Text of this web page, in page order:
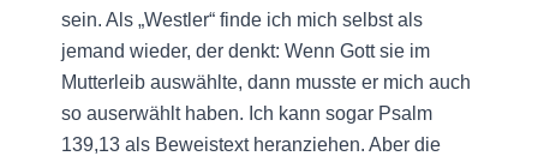
sein. Als „Westler“ finde ich mich selbst als
jemand wieder, der denkt: Wenn Gott sie im
Mutterleib auswählte, dann musste er mich auch
so auserwählt haben. Ich kann sogar Psalm
139,13 als Beweistext heranziehen. Aber die